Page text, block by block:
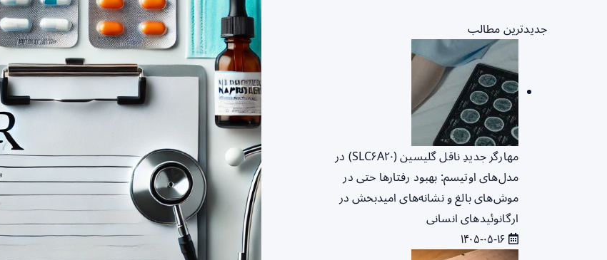
جدیدترین مطالب
مهارگر جدیدِ ناقل گلیسین (SLC۶A۲۰) در
مدل‌های اوتیسم: بهبود رفتارها حتی در
موش‌های بالغ و نشانه‌های امیدبخش در
ارگانوئیدهای انسانی